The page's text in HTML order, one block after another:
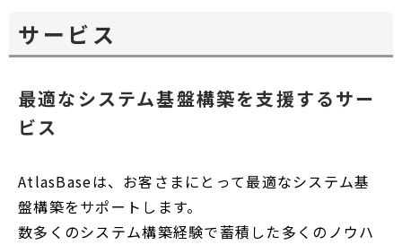
サービス
最適なシステム基盤構築を支援するサー
ビス
AtlasBaseは、お客さまにとって最適なシステム基
盤構築をサポートします。
数多くのシステム構築経験で蓄積した多くのノウハ